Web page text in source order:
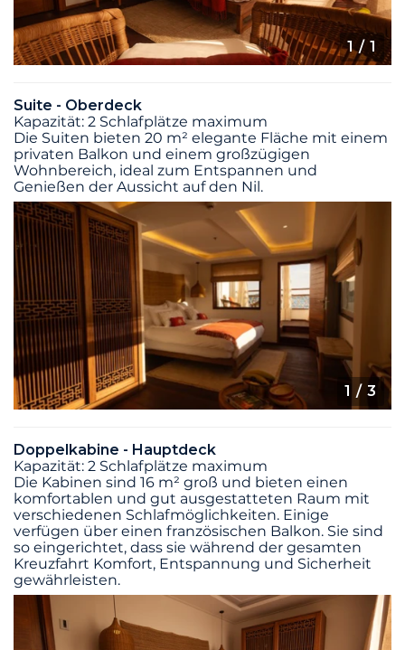
1/ 1
Suite - Oberdeck
Kapazität: 2 Schlafplätze maximum
Die Suiten bieten 20 m² elegante Fläche mit einem
privaten Balkon und einem großzügigen
Wohnbereich, ideal zum Entspannen und
Genießen der Aussicht auf den Nil.
1 / 3
Doppelkabine - Hauptdeck
Kapazität: 2 Schlafplätze maximum
Die Kabinen sind 16 m² groß und bieten einen
komfortablen und gut ausgestatteten Raum mit
verschiedenen Schlafmöglichkeiten. Einige
verfügen über einen französischen Balkon. Sie sind
so eingerichtet, dass sie während der gesamten
Kreuzfahrt Komfort, Entspannung und Sicherheit
gewährleisten.